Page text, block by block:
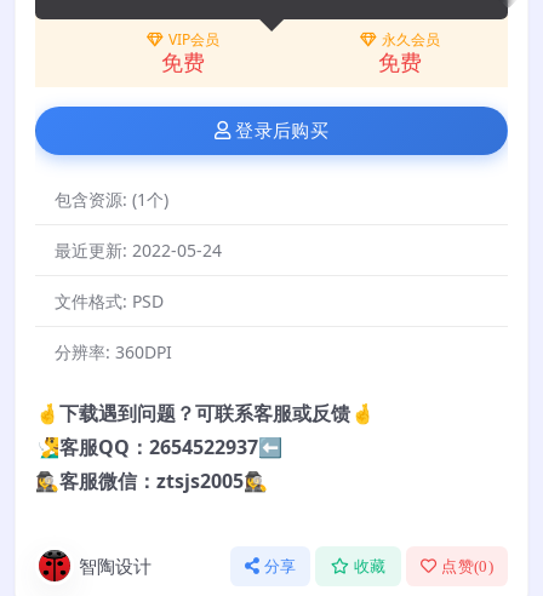
VIP会员
免费
永久会员
免费
登录后购买
包含资源: (1个)
最近更新: 2022-05-24
文件格式: PSD
分辨率: 360DPI
🤞下载遇到问题？可联系客服或反馈🤞
🧏‍♂️客服QQ：2654522937⬅️
🕵️‍♀️客服微信：ztsjs2005🕵️‍♀️
智陶设计 分享 收藏 点赞(0)